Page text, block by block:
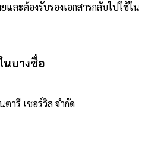
ละต้องรับรองเอกสารกลับไปใช้ใน
นบางซื่อ
ารี เซอร์วิส จำกัด